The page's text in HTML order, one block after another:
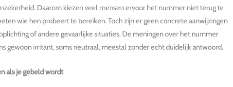
Daarom kiezen veel mensen ervoor het nummer niet terug te
wie hen probeert te bereiken. Toch zijn er geen concrete aanwijzingen
of andere gevaarlijke situaties. De meningen over het nummer
gewoon irritant, soms neutraal, meestal zonder echt duidelijk antwoord.
als je gebeld wordt